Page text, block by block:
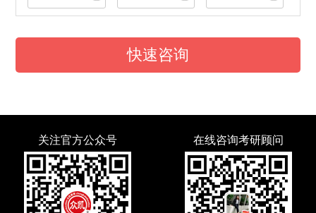
快速咨询
关注官方公众号 在线咨询考研顾问